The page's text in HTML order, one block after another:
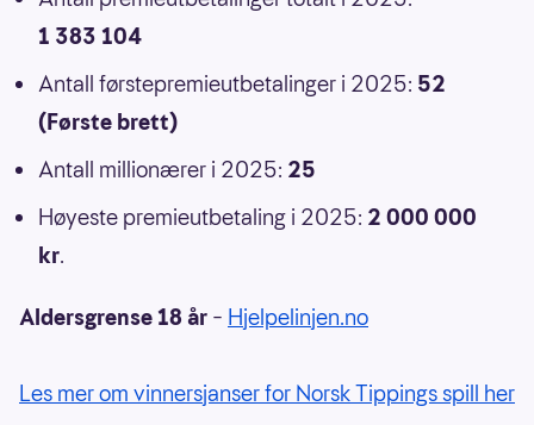
1 383 104
Antall førstepremieutbetalinger i 2025: 52
(Første brett)
Antall millionærer i 2025: 25
Høyeste premieutbetaling i 2025: 2 000 000
kr.
Aldersgrense 18 år – Hjelpelinjen.no
Les mer om vinnersjanser for Norsk Tippings spill her